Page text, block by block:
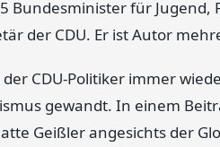
Bundesminister für Jugend,
der CDU. Er ist Autor
CDU-Politiker immer
gewandt. In einem
Geißler angesichts der